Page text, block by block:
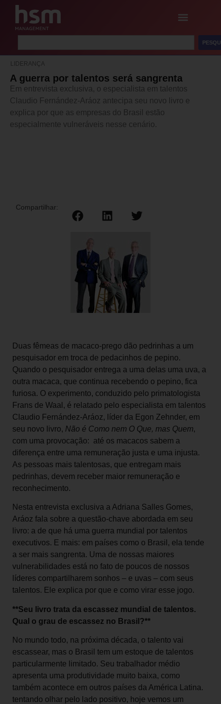
LIDERANÇA
A guerra por talentos será sangrenta
Em entrevista exclusiva, o especialista em talentos
Claudio Fernández-Aráoz antecipa seu novo livro e
explica por que as empresas do Brasil estão
especialmente vulneráveis nesse cenário.
Compartilhar:
Duas fêmeas de macaco-prego dão pedrinhas a um
pesquisador em troca de pedacinhos de pepino.
Quando o pesquisador entrega a uma delas uma uva, a
outra macaca, que continua recebendo o pepino, fica
furiosa. O experimento, conduzido pelo primatologista
Frans de Waal, é relatado pelo especialista em talentos
Claudio Fernández-Aráoz, líder da Egon Zehnder, em
seu novo livro, Não é Como nem O Que, mas Quem,
com uma provocação: até os macacos sabem a
diferença entre uma remuneração justa e uma injusta.
As pessoas mais talentosas, que entregam mais
pedrinhas, devem receber maior remuneração e
reconhecimento.
Nesta entrevista exclusiva a Adriana Salles Gomes,
Aráoz fala sobre a questão-chave abordada em seu
livro: a de que há uma guerra mundial por talentos
executivos. E mais: em países como o Brasil, ela tende
a ser mais sangrenta. Uma de nossas maiores
vulnerabilidades está no fato de poucos de nossos
líderes compartilharem sonhos – e uvas – com seus
talentos. Ele explica por que e como virar esse jogo.
**Seu livro trata da escassez mundial de talentos.
Qual o grau de escassez no Brasil?**
No mundo todo, na próxima década, o talento vai
escassear, mas o Brasil tem um estoque de talentos
particularmente limitado. Seu trabalhador médio
apresenta uma produtividade muito baixa, como
também acontece em outros países da América Latina.
tentando olhar pelo lado positivo, hoje vemos um